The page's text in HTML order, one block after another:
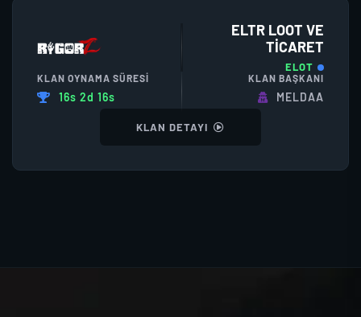
ELTR LOOT VE
TICARET
ELOT
KLAN OYNAMA SÜRESI
16s 2d 16s
KLAN BAŞKANI
MELDAA
KLAN DETAYI